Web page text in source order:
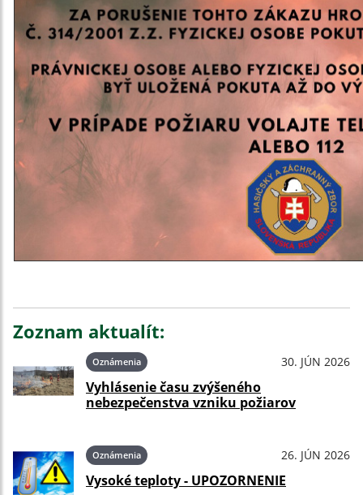
Zoznam aktualít:
Oznámenia 30. JÚN 2026
Vyhlásenie času zvýšeného
nebezpečenstva vzniku požiarov
Oznámenia 26. JÚN 2026
Vysoké teploty - UPOZORNENIE